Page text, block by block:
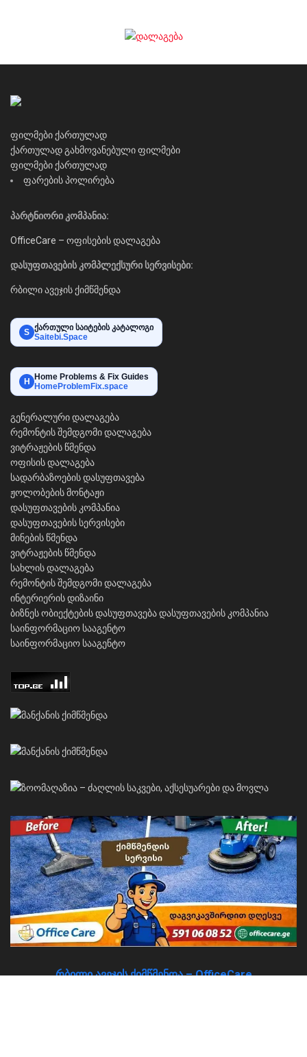
ფილმები ქართულად
ქართულად გახმოვანებული ფილმები
ფილმები ქართულად
ფარების პოლირება
პარტნიორი კომპანია:
OfficeCare – ოფისების დალაგება
დასუფთავების კომპლექსური სერვისები:
რბილი ავეჯის ქიმწმენდა
S ქართული საიტების კატალოგი
Saitebi.Space
H
Home Problems & Fix Guides
HomeProblemFix.space
გენერალური დალაგება
რემონტის შემდგომი დალაგება
ვიტრაჟების წმენდა
ოფისის დალაგება
სადარბაზოების დასუფთავება
ჟოლობების მონტაჟი
დასუფთავების კომპანია
დასუფთავების სერვისები
მინების წმენდა
ვიტრაჟების წმენდა
სახლის დალაგება
რემონტის შემდგომი დალაგება
ინტერიერის დიზაინი
ბიზნეს ობიექტების დასუფთავებადასუფთავების კომპანია
საინფორმაციო სააგენტო
საინფორმაციო სააგენტო
რბილი ავეჯის ქიმწმენდა – OfficeCare